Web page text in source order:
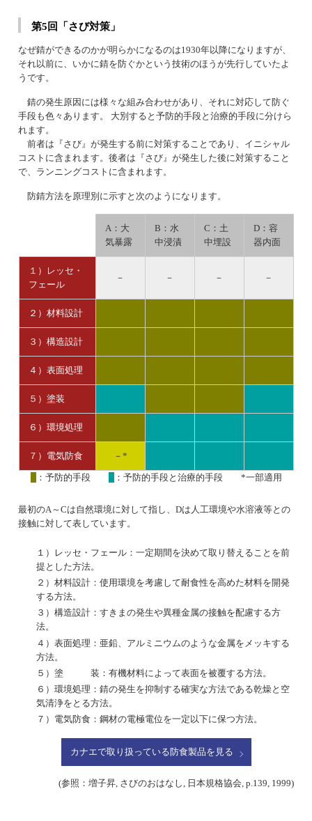
第5回「さび対策」
なぜ錆ができるのかが明らかになるのは1930年以降になりますが、
それ以前に、いかに錆を防ぐかという技術のほうが先行していたよ
うです。
錆の発生原因には様々な組み合わせがあり、それに対応して防ぐ
手段も色々あります。 大別すると予防的手段と治療的手段に分けら
れます。
前者は『さび』が発生する前に対策することであり、イニシャル
コストに含まれます。後者は『さび』が発生した後に対策すること
で、ランニングコストに含まれます。
防錆方法を原理別に示すと次のようになります。
：予防的手段 ：予防的手段と治療的手段 *一部適用
A：大
気暴露
B：水
中浸漬
C：土
中埋設
D：容
器内面
１）レッセ・
フェール
－ － － －
２）材料設計
３）構造設計
４）表面処理
５）塗装
６）環境処理
７）電気防食 －*
最初のA～Cは自然環境に対して指し、Dは人工環境や水溶液等との
接触に対して表しています。
１）レッセ・フェール：一定期間を決めて取り替えることを前
提とした方法。
２）材料設計：使用環境を考慮して耐食性を高めた材料を開発
する方法。
３）構造設計：すきまの発生や異種金属の接触を配慮する方
法。
４）表面処理：亜鉛、アルミニウムのような金属をメッキする
方法。
５）塗 装：有機材料によって表面を被覆する方法。
６）環境処理：錆の発生を抑制する確実な方法である乾燥と空
気清浄をとる方法。
７）電気防食：鋼材の電極電位を一定以下に保つ方法。
カナエで取り扱っている防食製品を見る
(参照：増子昇, さびのおはなし, 日本規格協会, p.139, 1999)